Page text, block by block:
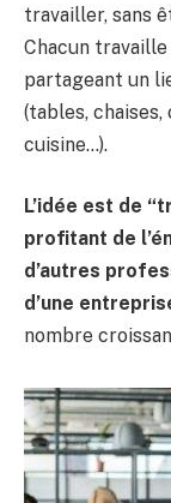
travailler, sans
Chacun
partageant un
(tables,
cuisine…).
L’idée est de
profitant de
d’autres
d’une
nombre